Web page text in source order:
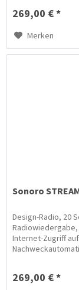
269,00 € *
Merken
Sonoro
Design-Radio, 20
Radiowiedergabe,
Internet-Zugriff
269,00 € *